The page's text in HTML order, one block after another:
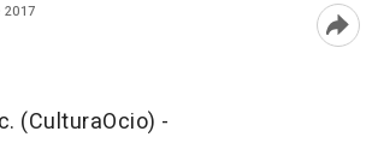
(CulturaOcio) -